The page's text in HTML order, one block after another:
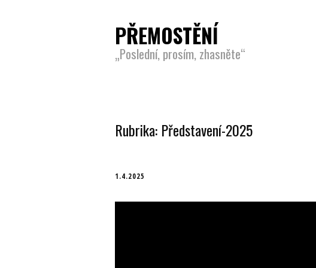
PŘEMOSTĚNÍ
„Poslední, prosím, zhasněte“
Rubrika: Představení-2025
1.4.2025